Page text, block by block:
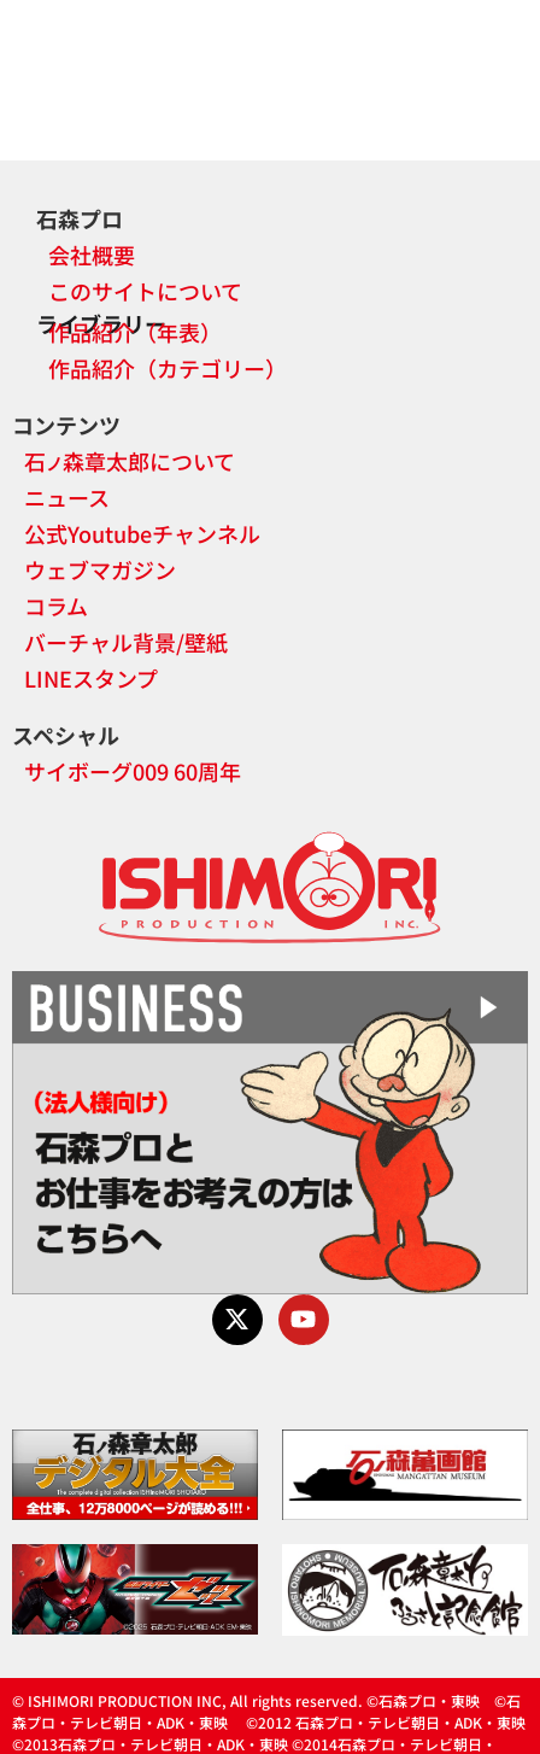
石森プロ
会社概要
このサイトについて
ライブラリー
作品紹介（年表）
作品紹介（カテゴリー）
コンテンツ
石ノ森章太郎について
ニュース
公式Youtubeチャンネル
ウェブマガジン
コラム
バーチャル背景/壁紙
LINEスタンプ
スペシャル
サイボーグ009 60周年
© ISHIMORI PRODUCTION INC, All rights reserved. ©石森プロ・東映 ©石
森プロ・テレビ朝日・ADK・東映 ©2012 石森プロ・テレビ朝日・ADK・東映
©2013石森プロ・テレビ朝日・ADK・東映 ©2014石森プロ・テレビ朝日・